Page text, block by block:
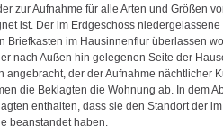
zur Aufnahme für alle Arten und Größen
ist. Der im Erdgeschoss
Briefkasten im Hausinnenflur überlassen
nach Außen hin gelegenen Seite der
angebracht, der der Aufnahme nächtlicher
die Beklagten die Wohnung ab. In dem
enthalten, dass sie den Standort der
beanstandet haben.